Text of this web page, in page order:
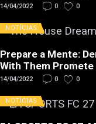
14/04/2022 0 0
NOTÍCIAS
Prepare a Mente:
With Them
14/04/2022 0 0
NOTÍCIAS